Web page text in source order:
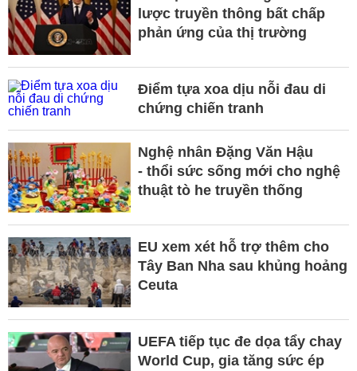
lược truyền thông bất chấp
phản ứng của thị trường
Điểm tựa xoa dịu nỗi đau di
chứng chiến tranh
Nghệ nhân Đặng Văn Hậu
- thổi sức sống mới cho nghệ
thuật tò he truyền thống
EU xem xét hỗ trợ thêm cho
Tây Ban Nha sau khủng hoảng
Ceuta
UEFA tiếp tục đe dọa tẩy chay
World Cup, gia tăng sức ép